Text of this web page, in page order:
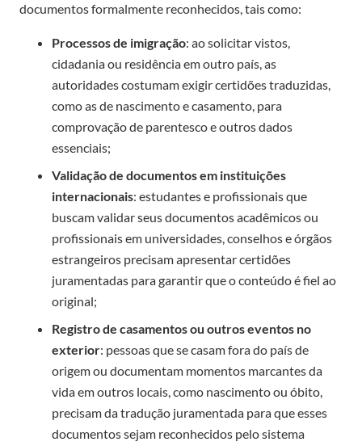
documentos formalmente reconhecidos, tais como:
Processos de imigração: ao solicitar vistos,
cidadania ou residência em outro país, as
autoridades costumam exigir certidões traduzidas,
como as de nascimento e casamento, para
comprovação de parentesco e outros dados
essenciais;
Validação de documentos em instituições
internacionais: estudantes e profissionais que
buscam validar seus documentos acadêmicos ou
profissionais em universidades, conselhos e órgãos
estrangeiros precisam apresentar certidões
juramentadas para garantir que o conteúdo é fiel ao
original;
Registro de casamentos ou outros eventos no
exterior: pessoas que se casam fora do país de
origem ou documentam momentos marcantes da
vida em outros locais, como nascimento ou óbito,
precisam da tradução juramentada para que esses
documentos sejam reconhecidos pelo sistema